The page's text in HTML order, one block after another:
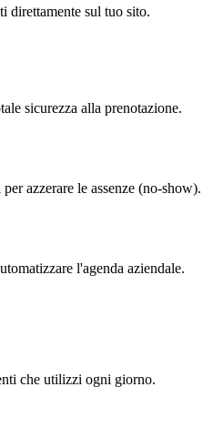
direttamente sul tuo sito.
sicurezza alla prenotazione.
azzerare le assenze (no-show).
l'agenda aziendale.
che utilizzi ogni giorno.